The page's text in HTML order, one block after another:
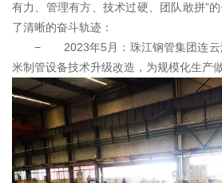
有力、管理有方、技术过硬、团队敢拼”
了清晰的奋斗轨迹：
− 2023年5月：珠江钢管集团连云
米制管设备技术升级改造，为规模化生产